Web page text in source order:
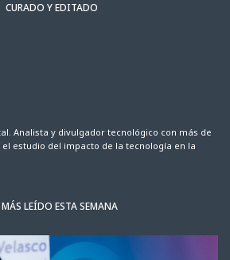
CURADO Y EDITADO
Analista y divulgador tecnológico con más de
estudio del impacto de la tecnología en la
LEÍDO ESTA SEMANA